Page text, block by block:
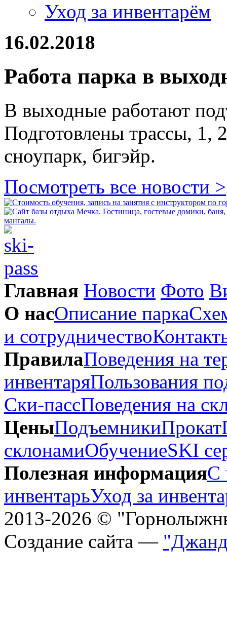
Уход за инвентарём
16.02.2018
Работа парка в
В выходные работают
Подготовлены трассы, 1,
сноупарк, бигэйр.
Посмотреть все новости >
Главная Новости Фото
О насОписание парка
и сотрудничество
ПравилаПоведения на
инвентаряПользования
Ски-пассПоведения на
ЦеныПодъемникиПрокат
склонамиОбучениеSKI
Полезная информацияС
инвентарьУход за
2013-2026 ©
Создание сайта —